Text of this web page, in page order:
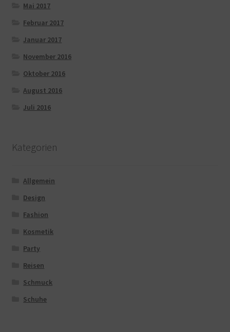
Mai 2017
Februar 2017
Januar 2017
November 2016
Oktober 2016
August 2016
Juli 2016
Kategorien
Allgemein
Design
Fashion
Kosmetik
Party
Reisen
Schmuck
Schuhe